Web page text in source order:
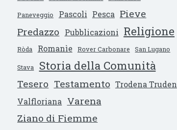
Paneveggio Pascoli Pesca Pieve
Predazzo
Pubblicazioni Religione
Ròda Romanìe Rover Carbonare San Lugano
Stava Storia della Comunità
Tesero Testamento Trodena Truden
Valfloriana
Varena
Ziano di Fiemme